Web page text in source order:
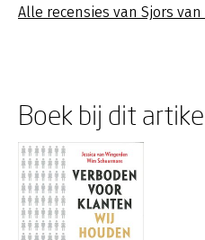
Alle recensies van Sjors van
Boek bij dit